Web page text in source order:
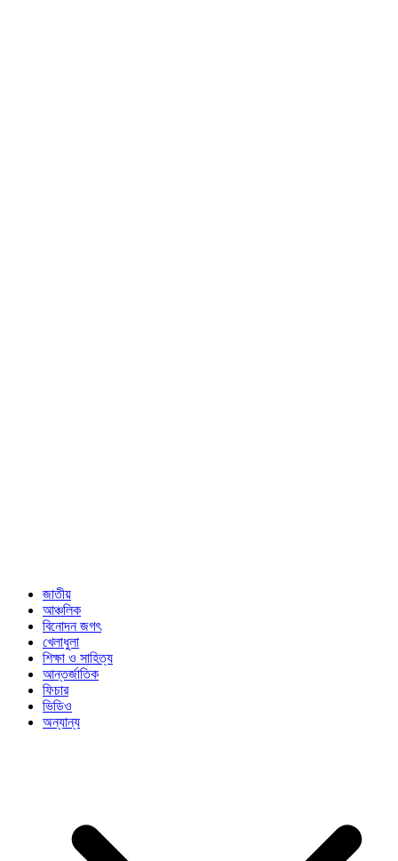
জাতীয়
আঞ্চলিক
বিনোদন জগৎ
খেলাধুলা
শিক্ষা ও সাহিত্য
আন্তর্জাতিক
ফিচার
ভিডিও
অন্যান্য